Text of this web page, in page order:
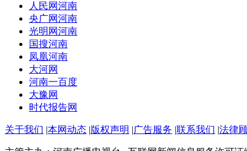
人民网河南
央广网河南
光明网河南
国搜河南
凤凰河南
大河网
河南一百度
大豫网
时代报告网
关于我们 本网动态 版权声明 广告服务 联系我们 法律